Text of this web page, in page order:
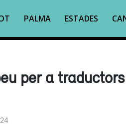
PALMA ESTADES
per a traductors